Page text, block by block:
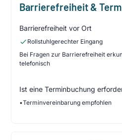
Barrierefreiheit &
Barrierefreiheit vor Ort
Rollstuhlgerechter Eingang
Bei Fragen zur Barrierefreiheit
telefonisch
Ist eine Terminbuchung
•Terminvereinbarung empfohlen